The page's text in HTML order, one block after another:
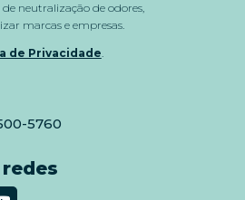
neutralização de odores,
marcas e empresas.
de Privacidade.
5760